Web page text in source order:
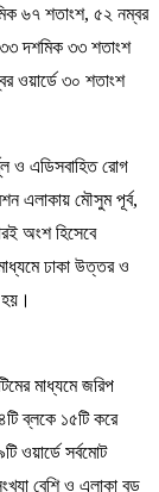
৬৭ শতাংশ, ৫২ নম্বর
দশমিক ৩৩ শতাংশ
ওয়ার্ডে ৩০ শতাংশ
ও এডিসবাহিত রোগ
এলাকায় মৌসুম পূর্ব,
অংশ হিসেবে
ঢাকা উত্তর ও
হয়।
মাধ্যমে জরিপ
ব্লকে ১৫টি করে
ওয়ার্ডে সর্বমোট
বেশি ও এলাকা বড়